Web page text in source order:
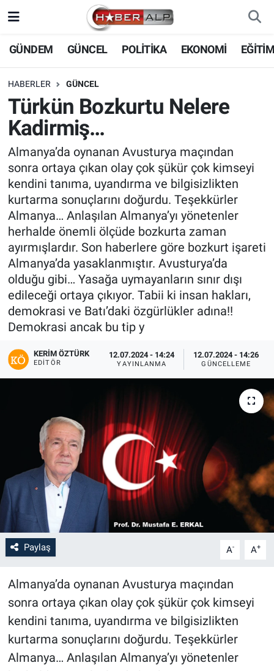
GÜNDEM GÜNCEL POLİTİKA EKONOMİ
HABERLER GÜNCEL
Türkün Bozkurtu Nelere
Kadirmiş…
Almanya’da oynanan Avusturya maçından
sonra ortaya çıkan olay çok şükür çok kimseyi
kendini tanıma, uyandırma ve bilgisizlikten
kurtarma sonuçlarını doğurdu. Teşekkürler
Almanya… Anlaşılan Almanya’yı yönetenler
herhalde önemli ölçüde bozkurta zaman
ayırmışlardır. Son haberlere göre bozkurt işareti
Almanya’da yasaklanmıştır. Avusturya’da
olduğu gibi… Yasağa uymayanların sınır dışı
edileceği ortaya çıkıyor. Tabii ki insan hakları,
demokrasi ve Batı’daki özgürlükler adına!!
Demokrasi ancak bu tip y
KERIM ÖZTÜRK
EDITÖR
12.07.2024 - 14:24
YAYINLANMA
12.07.2024 - 14:26
GÜNCELLEME
Paylaş A- A+
Almanya’da oynanan Avusturya maçından
sonra ortaya çıkan olay çok şükür çok kimseyi
kendini tanıma, uyandırma ve bilgisizlikten
kurtarma sonuçlarını doğurdu. Teşekkürler
Almanya… Anlaşılan Almanya’yı yönetenler
Nöbetçi Eczaneler
Hava Durumu
Trafik Durumu
Süper Lig Puan Durumu ve Fikstür
Tüm Manşetler
Son Dakika Haberleri
Haber Arşivi